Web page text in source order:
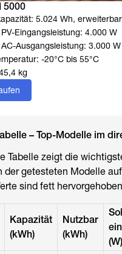
5000
5.024 Wh,
Eingangsleistung: 4.000 W
Ausgangsleistung: 3.000 W
-20°C bis 55°C
kg
– Top-Modelle im
Tabelle zeigt die
der getesteten Modelle
sind fett
Kapazität
(kWh)
Nutzbar
(kWh)
(W)